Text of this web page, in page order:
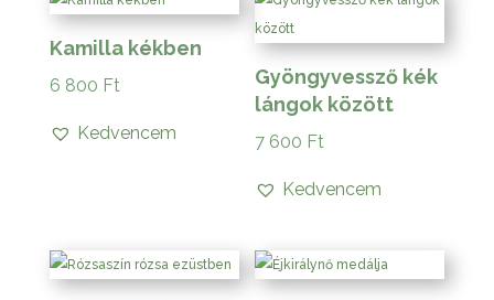
Kamilla kékben
6 800 Ft
Kedvencem
Gyöngyvessző kék
lángok között
7 600 Ft
Kedvencem